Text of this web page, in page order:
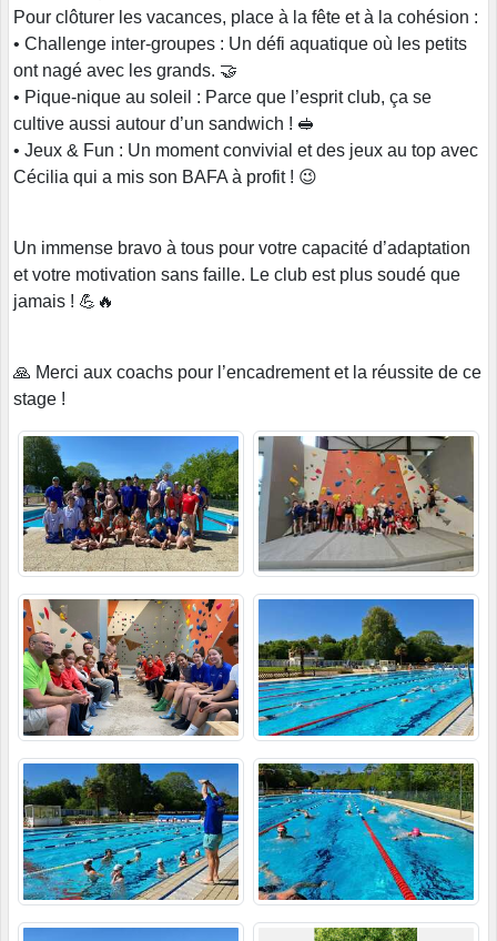
Pour clôturer les vacances, place à la fête et à la cohésion :
• Challenge inter-groupes : Un défi aquatique où les petits
ont nagé avec les grands. 🤝
• Pique-nique au soleil : Parce que l’esprit club, ça se
cultive aussi autour d’un sandwich ! 🥪
• Jeux & Fun : Un moment convivial et des jeux au top avec
Cécilia qui a mis son BAFA à profit ! 😉
Un immense bravo à tous pour votre capacité d’adaptation
et votre motivation sans faille. Le club est plus soudé que
jamais ! 💪🔥
🙏 Merci aux coachs pour l’encadrement et la réussite de ce
stage !